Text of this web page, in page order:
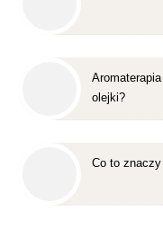
olejki?
Co to